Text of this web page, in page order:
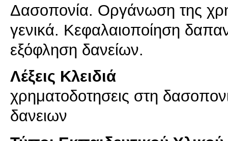
Δασοπονία. Οργάνωση της
γενικά. Κεφαλαιοποίηση
εξόφληση δανείων.
Λέξεις Κλειδιά
χρηματοδοτησεις στη
δανειων